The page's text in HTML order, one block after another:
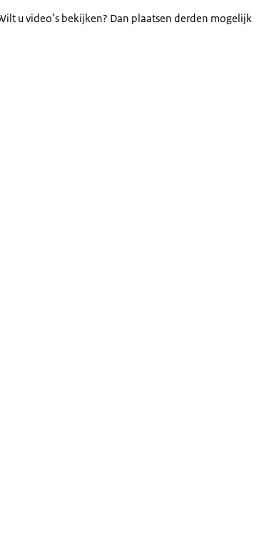
u video’s bekijken? Dan plaatsen derden mogelijk